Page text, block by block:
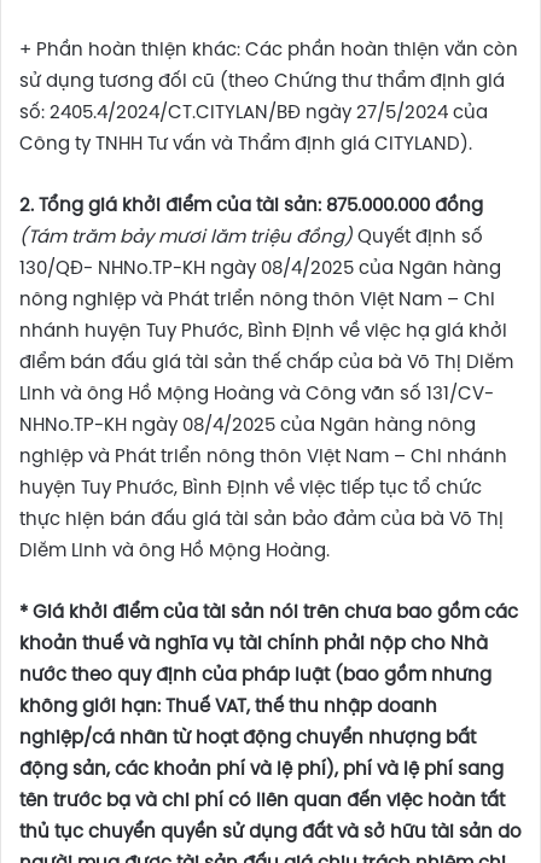
+ Phần hoàn thiện khác: Các phần hoàn thiện vẫn còn
sử dụng tương đối cũ (theo Chứng thư thẩm định giá
số: 2405.4/2024/CT.CITYLAN/BĐ ngày 27/5/2024 của
Công ty TNHH Tư vấn và Thẩm định giá CITYLAND).
2. Tổng giá khởi điểm của tài sản: 875.000.000 đồng
(Tám trăm bảy mươi lăm triệu đồng) Quyết định số
130/QĐ- NHNo.TP-KH ngày 08/4/2025 của Ngân hàng
nông nghiệp và Phát triển nông thôn Việt Nam – Chi
nhánh huyện Tuy Phước, Bình Định về việc hạ giá khởi
điểm bán đấu giá tài sản thế chấp của bà Võ Thị Diễm
Linh và ông Hồ Mộng Hoàng và Công văn số 131/CV-
NHNo.TP-KH ngày 08/4/2025 của Ngân hàng nông
nghiệp và Phát triển nông thôn Việt Nam – Chi nhánh
huyện Tuy Phước, Bình Định về việc tiếp tục tổ chức
thực hiện bán đấu giá tài sản bảo đảm của bà Võ Thị
Diễm Linh và ông Hồ Mộng Hoàng.
* Giá khởi điểm của tài sản nói trên chưa bao gồm các
khoản thuế và nghĩa vụ tài chính phải nộp cho Nhà
nước theo quy định của pháp luật (bao gồm nhưng
không giới hạn: Thuế VAT, thế thu nhập doanh
nghiệp/cá nhân từ hoạt động chuyển nhượng bất
động sản, các khoản phí và lệ phí), phí và lệ phí sang
tên trước bạ và chi phí có liên quan đến việc hoàn tất
thủ tục chuyển quyền sử dụng đất và sở hữu tài sản do